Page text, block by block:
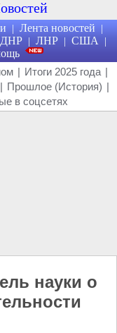
овостей
| Лента новостей |
ДНР | ЛНР | США |
| Итоги 2025 года |
| Прошлое (История) |
в соцсетях
науки о